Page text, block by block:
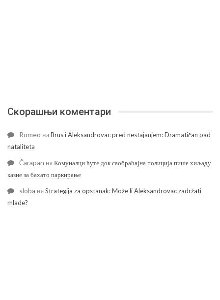
Скорашњи коментари
Romeo наBrus i Aleksandrovac pred nestajanjem: Dramatičan pad
nataliteta
Čarapan наКомуналци ћуте док саобраћајна полиција пише хиљаду
казне за бахато паркирање
sloba наStrategija za opstanak: Može li Aleksandrovac zadržati
mlade?